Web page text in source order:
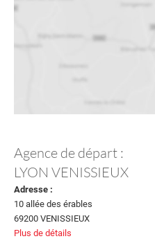
Agence de départ :
LYON VENISSIEUX
Adresse :
10 allée des érables
69200 VENISSIEUX
Plus de détails